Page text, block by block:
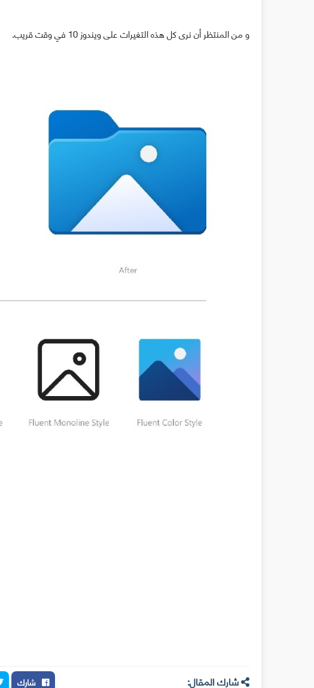
و من المنتظر أن نرى كل هذه التغيرات على ويندوز 10 في وقت قريب.
شارك المقال: شارك